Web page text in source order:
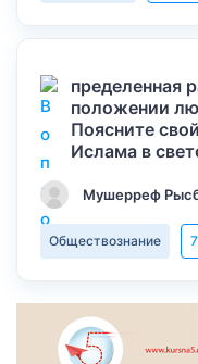
пределенная
положении
Поясните
Ислама в
Мушерреф
Обществознание